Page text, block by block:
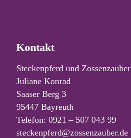
Kontakt
Steckenpferd und Zossenzauber
Juliane Konrad
Saaser Berg 3
95447 Bayreuth
Telefon: 0921 – 507 043 99
steckenpferd@zossenzauber.de